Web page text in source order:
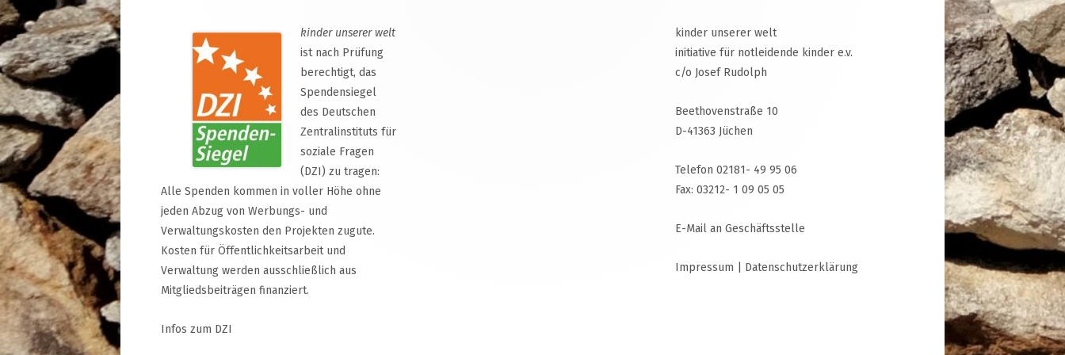
kinder unserer welt
ist nach Prüfung
berechtigt, das
Spendensiegel
des Deutschen
Zentralinstituts für
soziale Fragen
(DZI) zu tragen:
Alle Spenden kommen in voller Höhe ohne
jeden Abzug von Werbungs- und
Verwaltungskosten den Projekten zugute.
Kosten für Öffentlichkeitsarbeit und
Verwaltung werden ausschließlich aus
Mitgliedsbeiträgen finanziert.
Infos zum DZI
kinder unserer welt
initiative für notleidende kinder e.v.
c/o Josef Rudolph
Beethovenstraße 10
D-41363 Jüchen
Telefon 02181- 49 95 06
Fax: 03212- 1 09 05 05
E-Mail an Geschäftsstelle
Impressum Datenschutzerklärung